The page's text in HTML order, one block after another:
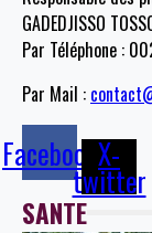
GADEDJISSO
Par Téléphone :
Par Mail :
FacebookX-
twitter
SANTE